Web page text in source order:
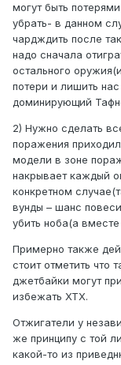
могут быть
убрать- в данном
чардждить после
надо сначала
остального
потери и лишить
доминирующий
2) Нужно сделать
поражения
модели в зоне
накрывает каждый
конкретном
вунды – шанс
убить ноба(а
Примерно также
стоит отметить что
джетбайки могут
избежать ХТХ.
Отжигатели у
же принципу с той
какой-то из